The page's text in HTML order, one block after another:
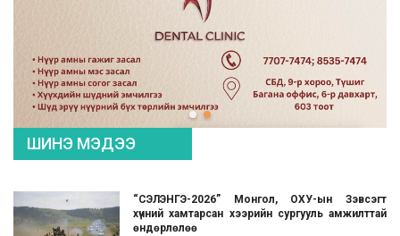
ШИНЭ МЭДЭЭ
“СЭЛЭНГЭ-2026” Монгол, ОХУ-ын Зэвсэгт
хүчний хамтарсан хээрийн сургууль амжилттай
өндөрлөлөө